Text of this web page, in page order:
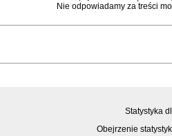
Nie odpowiadamy za treści
Statystyka
Obejrzenie